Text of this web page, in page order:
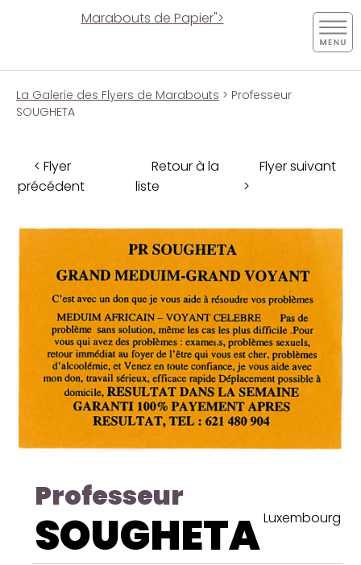
Marabouts de Papier">
La Galerie des Flyers de Marabouts > Professeur
SOUGHETA
< Flyer
précédent
Retour à la
liste
Flyer suivant
>
Professeur
SOUGHETALuxembourg